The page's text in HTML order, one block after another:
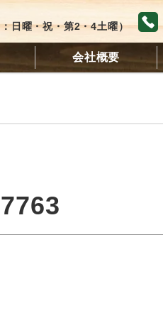
日曜・祝・第2・4土曜）
会社概要